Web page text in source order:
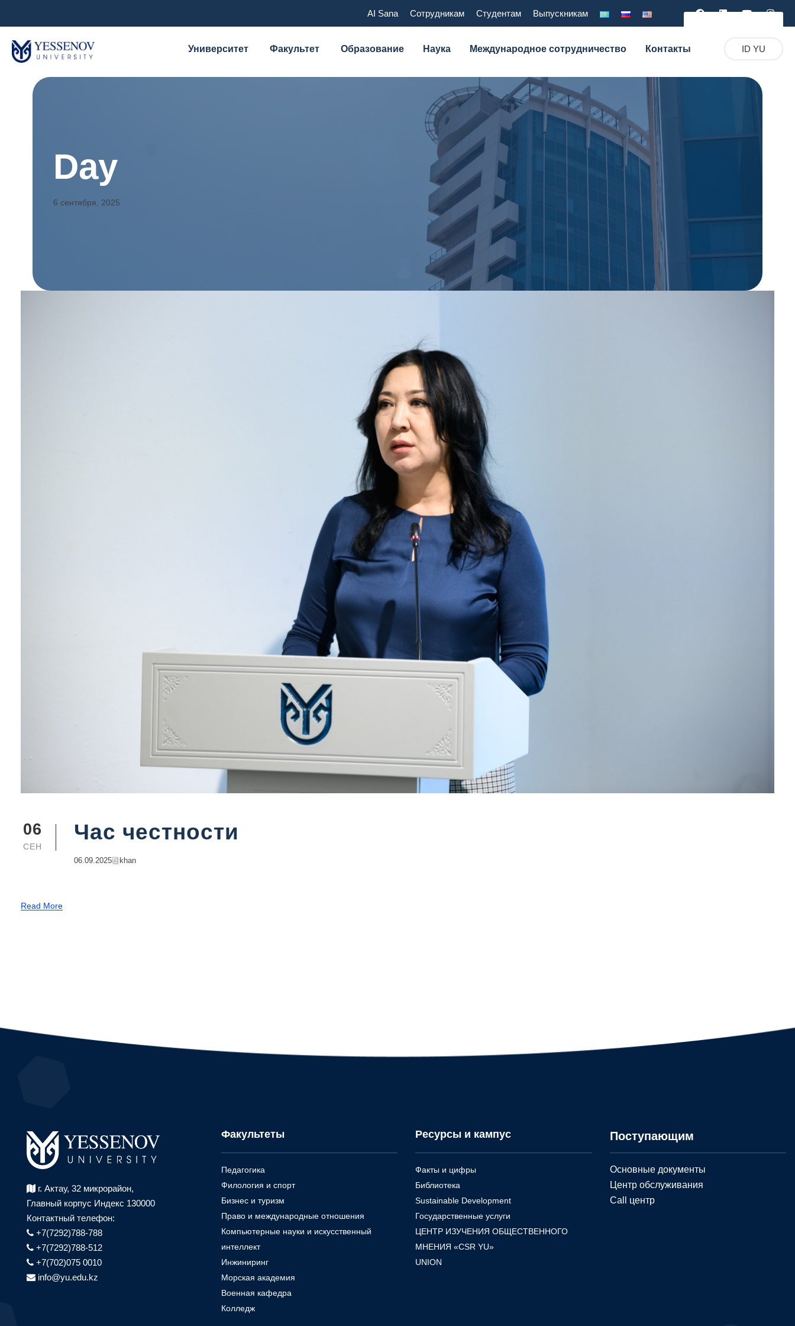
AI Sana Сотрудникам Студентам Выпускникам
Университет Факультет Образование Наука Международное сотрудничество Контакты ID YU
Day
6 сентября, 2025
06
СЕН
Час честности
06.09.2025 Khan
Read More
г. Актау, 32 микрорайон,
Главный корпус Индекс 130000
Контактный телефон:
+7(7292)788-788
+7(7292)788-512
+7(702)075 0010
info@yu.edu.kz
Факультеты
Педагогика
Филология и спорт
Бизнес и туризм
Право и международные отношения
Компьютерные науки и искусственный
интеллект
Инжиниринг
Морская академия
Военная кафедра
Колледж
Ресурсы и кампус
Факты и цифры
Библиотека
Sustainable Development
Государственные услуги
ЦЕНТР ИЗУЧЕНИЯ ОБЩЕСТВЕННОГО
МНЕНИЯ «CSR YU»
UNION
Поступающим
Основные документы
Центр обслуживания
Call центр